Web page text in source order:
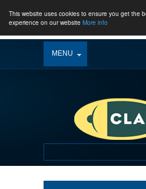
This website uses cookies to ensure you get the
experience on our website More info
MENU